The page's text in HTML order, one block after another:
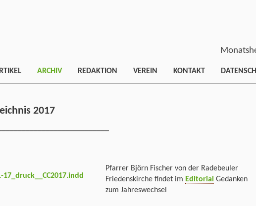
ARCHIV REDAKTION VEREIN KONTAKT
2017
Pfarrer Björn Fischer von der Radebeuler
Friedenskirche findet im Editorial Gedanken
zum Jahreswechsel